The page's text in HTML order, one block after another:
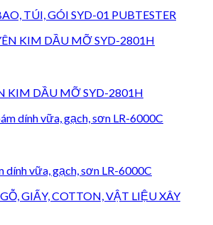
TÚI, GÓI SYD-01 PUBTESTER
KIM DẦU MỠ SYD-2801H
dính vữa, gạch, sơn LR-6000C